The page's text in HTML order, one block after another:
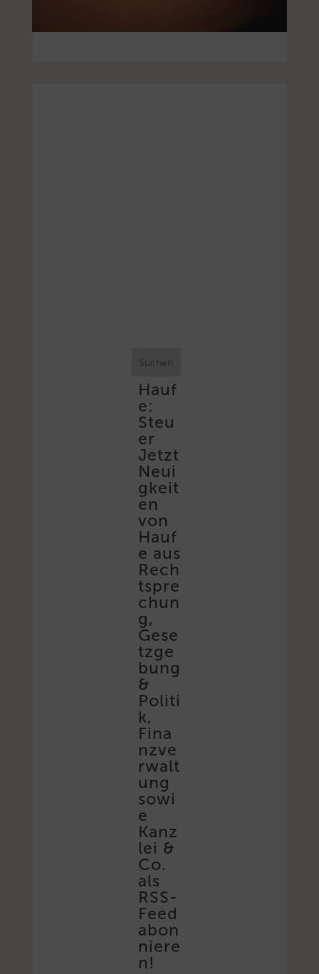
Suchen
Hauf
e:
Steu
er
Jetzt
Neui
gkeit
en
von
Hauf
e aus
Rech
tspre
chun
g,
Gese
tzge
bung
&
Politi
k,
Fina
nzve
rwalt
ung
sowi
e
Kanz
lei &
Co.
als
RSS-
Feed
abon
niere
n!